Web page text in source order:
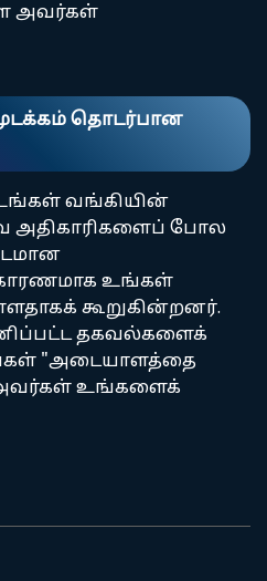
அவர்கள்
தொடர்பான
வங்கியின்
அதிகாரிகளைப் போல
உங்கள்
கூறுகின்றனர்.
தகவல்களைக்
"அடையாளத்தை
அவர்கள் உங்களைக்